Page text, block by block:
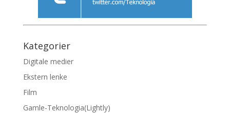
Kategorier
Digitale medier
Ekstern lenke
Film
Gamle-Teknologia(Lightly)